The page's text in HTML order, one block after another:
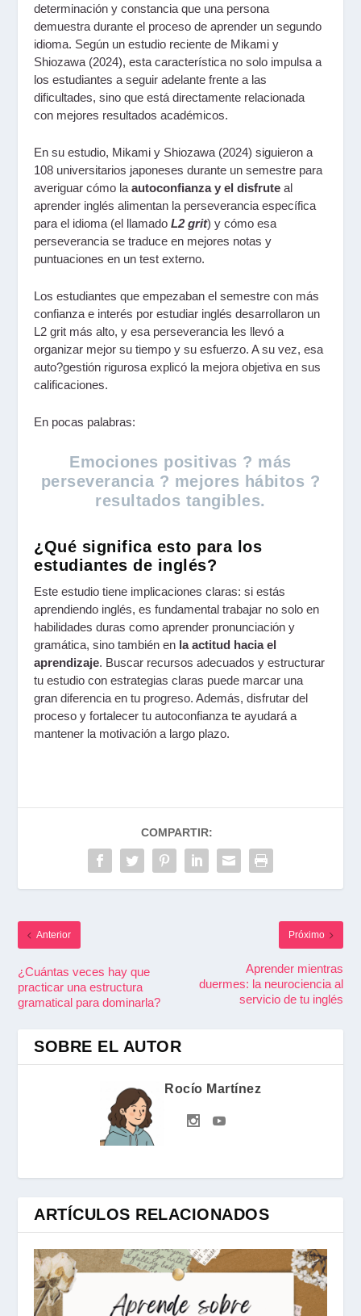
determinación y constancia que una persona
demuestra durante el proceso de aprender un segundo
idioma. Según un estudio reciente de Mikami y
Shiozawa (2024), esta característica no solo impulsa a
los estudiantes a seguir adelante frente a las
dificultades, sino que está directamente relacionada
con mejores resultados académicos.
En su estudio, Mikami y Shiozawa (2024) siguieron a
108 universitarios japoneses durante un semestre para
averiguar cómo laautoconfianza y el disfrute al
aprender inglés alimentan la perseverancia específica
para el idioma (el llamadoL2 grit) y cómo esa
perseverancia se traduce en mejores notas y
puntuaciones en un test externo.
Los estudiantes que empezaban el semestre con más
confianza e interés por estudiar inglés desarrollaron un
L2 grit más alto, y esa perseverancia les llevó a
organizar mejor su tiempo y su esfuerzo. A su vez, esa
auto?gestión rigurosa explicó la mejora objetiva en sus
calificaciones.
En pocas palabras:
Emociones positivas ? más
perseverancia ? mejores hábitos ?
resultados tangibles.
¿Qué significa esto para los
estudiantes de inglés?
Este estudio tiene implicaciones claras: si estás
aprendiendo inglés, es fundamental trabajar no solo en
habilidades duras como aprender pronunciación y
gramática, sino también en la actitud hacia el
aprendizaje. Buscar recursos adecuados y estructurar
tu estudio con estrategias claras puede marcar una
gran diferencia en tu progreso. Además, disfrutar del
proceso y fortalecer tu autoconfianza te ayudará a
mantener la motivación a largo plazo.
COMPARTIR:
¿Cuántas veces hay que
practicar una estructura
gramatical para dominarla?
Anterior Próximo
Aprender mientras
duermes: la neurociencia al
servicio de tu inglés
SOBRE EL AUTOR
Rocío Martínez
ARTÍCULOS RELACIONADOS